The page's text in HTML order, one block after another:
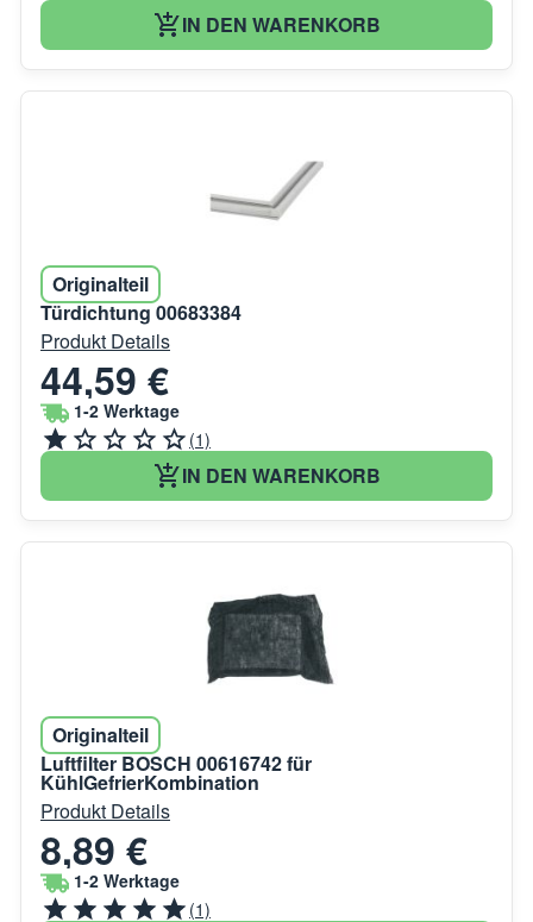
IN DEN WARENKORB
Originalteil
Türdichtung 00683384
Produkt Details
44,59 €
1-2 Werktage
(1)
IN DEN WARENKORB
Originalteil
Luftfilter BOSCH 00616742 für
KühlGefrierKombination
Produkt Details
8,89 €
1-2 Werktage
(1)